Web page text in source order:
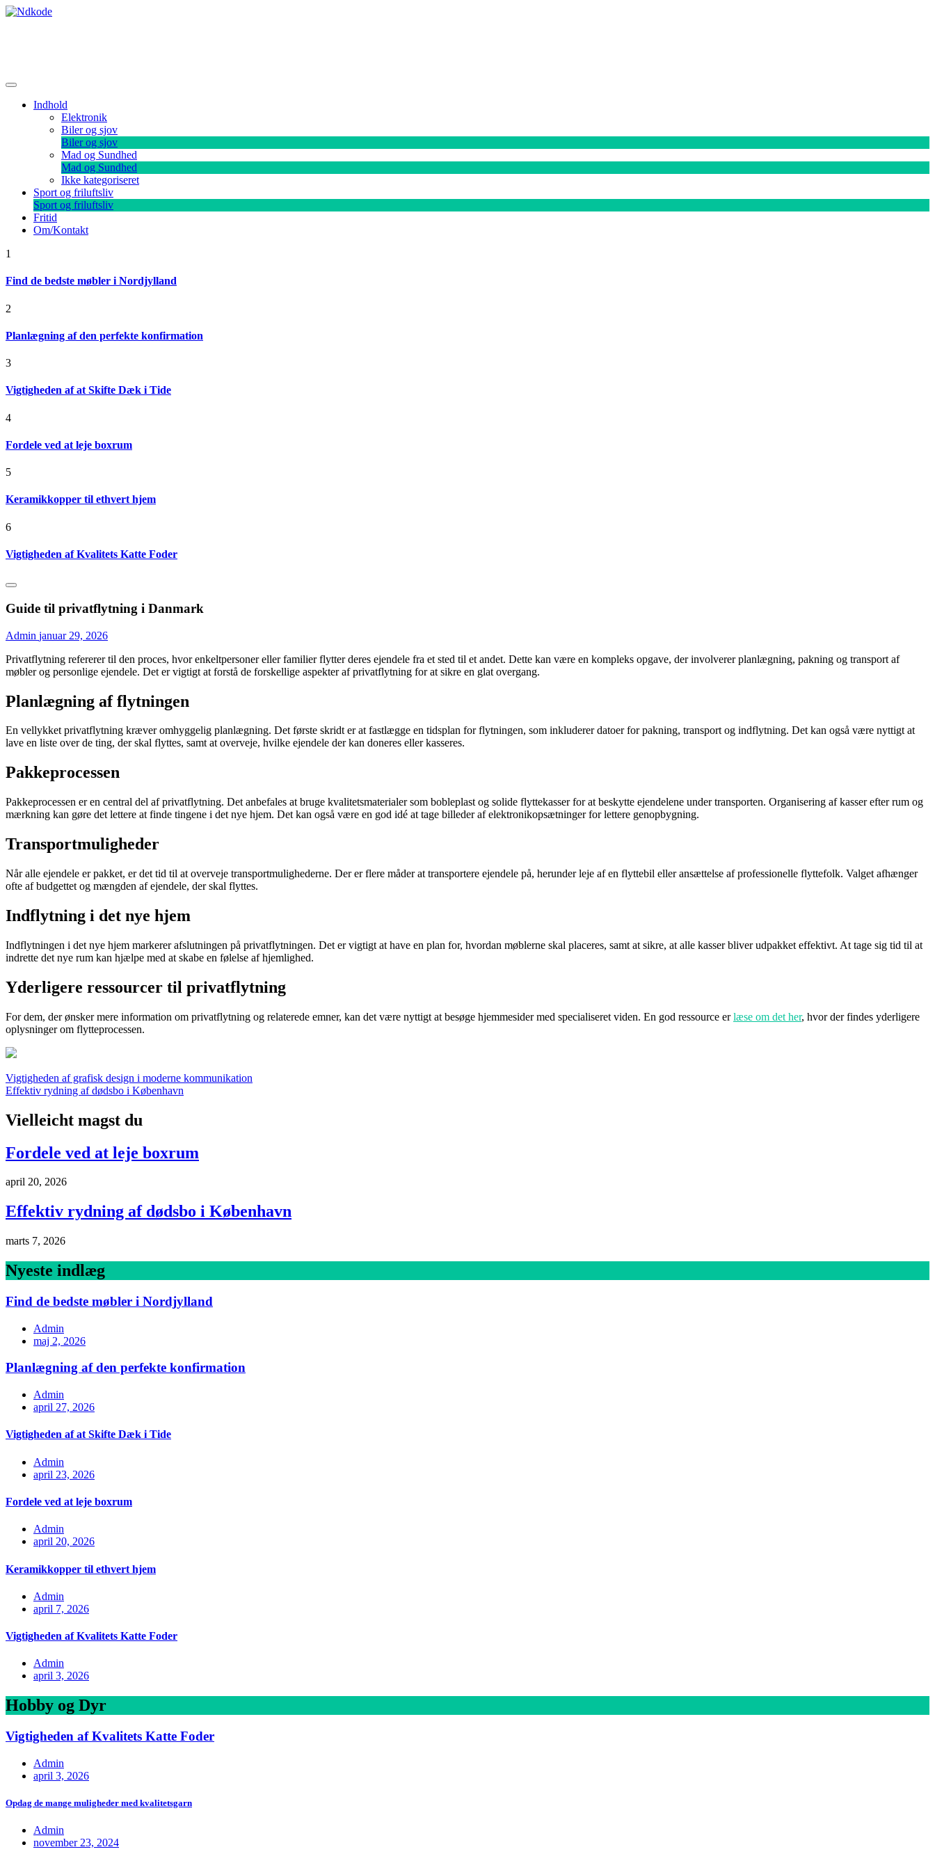
Skip
Indhold
Elektronik
Biler og sjov
Biler og sjov
Mad og Sundhed
Mad og Sundhed
Ikke kategoriseret
Sport og friluftsliv
Sport og friluftsliv
Fritid
Om/Kontakt
1
Find de bedste møbler i Nordjylland
2
Planlægning af den perfekte konfirmation
3
Vigtigheden af at Skifte Dæk i Tide
4
Fordele ved at leje boxrum
5
Keramikkopper til ethvert hjem
6
Vigtigheden af Kvalitets Katte Foder
Guide til privatflytning i Danmark
Admin januar 29, 2026
Privatflytning refererer til den proces, hvor enkeltpersoner eller familier flytter deres ejendele fra et sted til et andet. Dette kan være en kompleks opgave, der involverer planlægning, pakning og transport af
møbler og personlige ejendele. Det er vigtigt at forstå de forskellige aspekter af privatflytning for at sikre en glat overgang.
Planlægning af flytningen
En vellykket privatflytning kræver omhyggelig planlægning. Det første skridt er at fastlægge en tidsplan for flytningen, som inkluderer datoer for pakning, transport og indflytning. Det kan også være nyttigt at
lave en liste over de ting, der skal flyttes, samt at overveje, hvilke ejendele der kan doneres eller kasseres.
Pakkeprocessen
Pakkeprocessen er en central del af privatflytning. Det anbefales at bruge kvalitetsmaterialer som bobleplast og solide flyttekasser for at beskytte ejendelene under transporten. Organisering af kasser efter rum og
mærkning kan gøre det lettere at finde tingene i det nye hjem. Det kan også være en god idé at tage billeder af elektronikopsætninger for lettere genopbygning.
Transportmuligheder
Når alle ejendele er pakket, er det tid til at overveje transportmulighederne. Der er flere måder at transportere ejendele på, herunder leje af en flyttebil eller ansættelse af professionelle flyttefolk. Valget afhænger
ofte af budgettet og mængden af ejendele, der skal flyttes.
Indflytning i det nye hjem
Indflytningen i det nye hjem markerer afslutningen på privatflytningen. Det er vigtigt at have en plan for, hvordan møblerne skal placeres, samt at sikre, at alle kasser bliver udpakket effektivt. At tage sig tid til at
indrette det nye rum kan hjælpe med at skabe en følelse af hjemlighed.
Yderligere ressourcer til privatflytning
For dem, der ønsker mere information om privatflytning og relaterede emner, kan det være nyttigt at besøge hjemmesider med specialiseret viden. En god ressource erlæse om det her, hvor der findes yderligere
oplysninger om flytteprocessen.
Indlægsnavigation
Vigtigheden af grafisk design i moderne kommunikation
Effektiv rydning af dødsbo i København
Vielleicht magst du
Fordele ved at leje boxrum
april 20, 2026
Effektiv rydning af dødsbo i København
marts 7, 2026
Nyeste indlæg
Find de bedste møbler i Nordjylland
Admin
maj 2, 2026
Planlægning af den perfekte konfirmation
Admin
april 27, 2026
Vigtigheden af at Skifte Dæk i Tide
Admin
april 23, 2026
Fordele ved at leje boxrum
Admin
april 20, 2026
Keramikkopper til ethvert hjem
Admin
april 7, 2026
Vigtigheden af Kvalitets Katte Foder
Admin
april 3, 2026
Hobby og Dyr
Vigtigheden af Kvalitets Katte Foder
Admin
april 3, 2026
Opdag de mange muligheder med kvalitetsgarn
Admin
november 23, 2024